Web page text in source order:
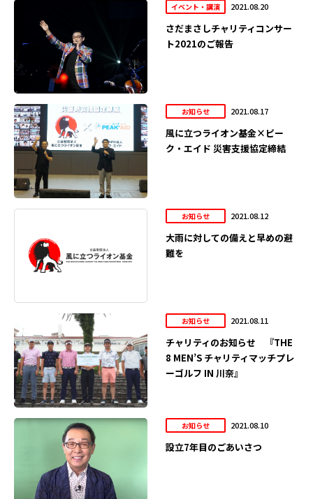
イベント・講演 2021.08.20
さだまさしチャリティコンサー
ト2021のご報告
お知らせ 2021.08.17
風に立つライオン基金×ピー
ク・エイド 災害支援協定締結
お知らせ 2021.08.12
大雨に対しての備えと早めの避
難を
お知らせ 2021.08.11
チャリティのお知らせ 『THE
8 MEN’S チャリティマッチプレ
ーゴルフ IN 川奈』
お知らせ 2021.08.10
設立7年目のごあいさつ